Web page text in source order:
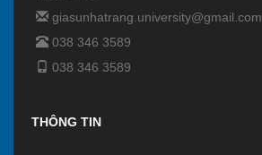
giasunhatrang.university@gmail.com
038 346 3589
038 346 3589
THÔNG TIN